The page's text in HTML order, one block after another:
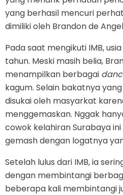
yang berhasil mencuri
dimiliki oleh Brandon de
Pada saat mengikuti IMB,
tahun. Meski masih belia,
menampilkan berbagai
kagum. Selain bakatnya
disukai oleh masyarkat
menggemaskan. Nggak
cowok kelahiran Surabaya
gemash dengan logatnya
Setelah lulus dari IMB, ia
dengan membintangi
beberapa kali membintangi